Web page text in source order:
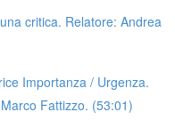
critica. Relatore: Andrea
Importanza / Urgenza.
Fattizzo. (53:01)